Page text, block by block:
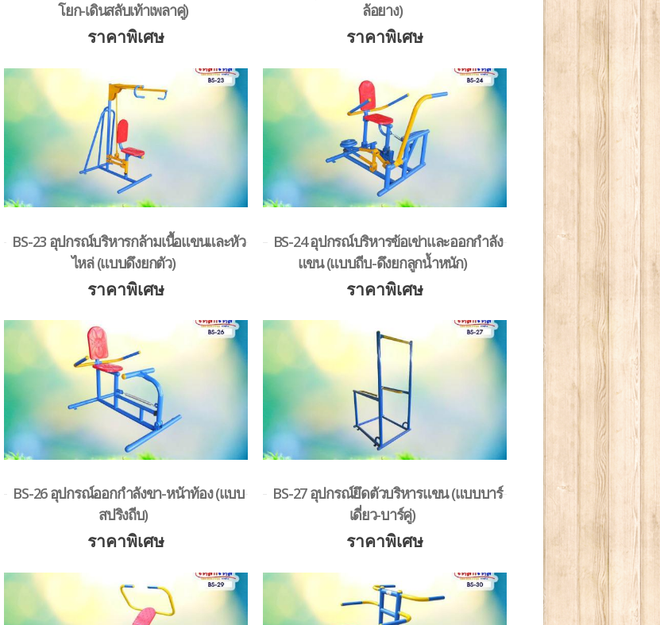
โยก-เดินสลับเท้าเพลาคู่)
ราคาพิเศษ
ล้อยาง)
ราคาพิเศษ
BS-23 อุปกรณ์บริหารกล้ามเนื้อแขนและหัว
ไหล่ (แบบดึงยกตัว)
ราคาพิเศษ
BS-24 อุปกรณ์บริหารข้อเข่าและออกกำลัง
แขน (แบบถีบ-ดึงยกลูกน้ำหนัก)
ราคาพิเศษ
BS-26 อุปกรณ์ออกกำลังขา-หน้าท้อง (แบบ
สปริงถีบ)
ราคาพิเศษ
BS-27 อุปกรณ์ยึดตัวบริหารแขน (แบบบาร์
เดี่ยว-บาร์คู่)
ราคาพิเศษ